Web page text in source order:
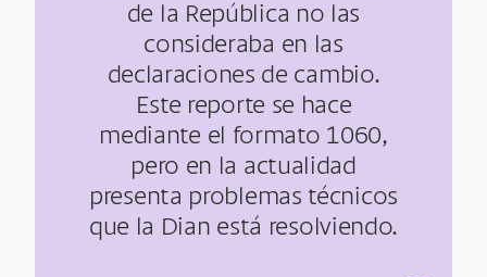
de la República no las
consideraba en las
declaraciones de cambio.
Este reporte se hace
mediante el formato 1060,
pero en la actualidad
presenta problemas técnicos
que la Dian está resolviendo.